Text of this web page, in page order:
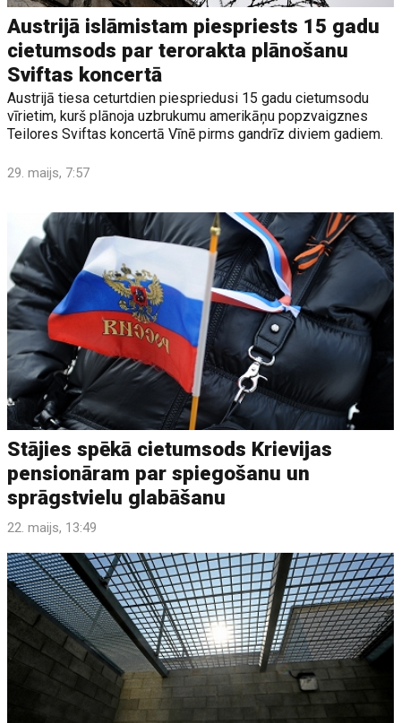
Austrijā islāmistam piespriests 15 gadu
cietumsods par terorakta plānošanu
Sviftas koncertā
Austrijā tiesa ceturtdien piespriedusi 15 gadu cietumsodu
vīrietim, kurš plānoja uzbrukumu amerikāņu popzvaigznes
Teilores Sviftas koncertā Vīnē pirms gandrīz diviem gadiem.
29. maijs, 7:57
Stājies spēkā cietumsods Krievijas
pensionāram par spiegošanu un
sprāgstvielu glabāšanu
22. maijs, 13:49